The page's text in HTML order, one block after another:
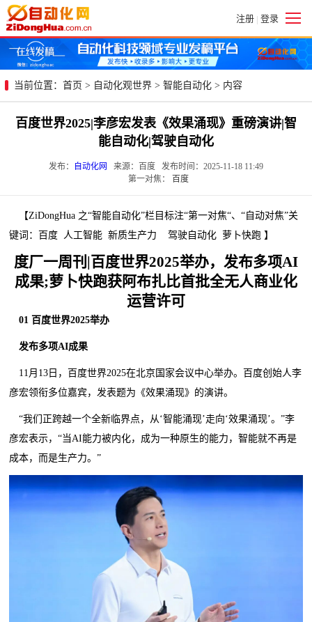
注册 | 登录
当前位置： 首页 > 自动化观世界 > 智能自动化 > 内容
百度世界2025|李彦宏发表《效果涌现》重磅演讲|智
能自动化|驾驶自动化
发布： 自动化网
来源：百度 发布时间：2025-11-18 11:49
第一对焦： 百度
【ZiDongHua 之“智能自动化”栏目标注“第一对焦“、“自动对焦”关
键词：百度 人工智能 新质生产力 驾驶自动化 萝卜快跑 】
度厂一周刊|百度世界2025举办，发布多项AI
成果;萝卜快跑获阿布扎比首批全无人商业化
运营许可
01 百度世界2025举办
发布多项AI成果
11月13日，百度世界2025在北京国家会议中心举办。百度创始人李
彦宏领衔多位嘉宾，发表题为《效果涌现》的演讲。
“我们正跨越一个全新临界点，从‘智能涌现’走向‘效果涌现’。”李
彦宏表示，“当AI能力被内化，成为一种原生的能力，智能就不再是
成本，而是生产力。”